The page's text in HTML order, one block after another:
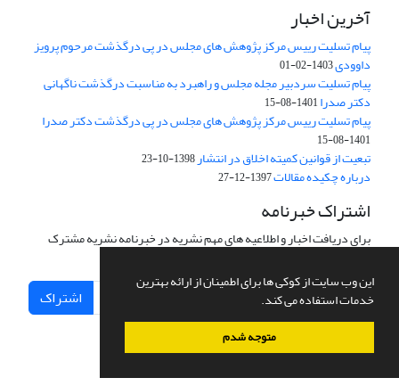
این وب سایت از کوکی ها برای اطمینان از ارائه بهترین
خدمات استفاده می کند.
متوجه شدم
آخرین اخبار
پیام تسلیت رییس مرکز پژوهش های مجلس در پی درگذشت مرحوم پرویز
داوودی1403-02-01
پیام تسلیت سردبیر مجله مجلس و راهبرد به مناسبت درگذشت ناگهانی
دکتر صدرا1401-08-15
پیام تسلیت رییس مرکز پژوهش های مجلس در پی درگذشت دکتر صدرا
1401-08-15
تبعیت از قوانین کمیته اخلاق در انتشار1398-10-23
درباره چکیده مقالات1397-12-27
اشتراک خبرنامه
برای دریافت اخبار و اطلاعیه های مهم نشریه در خبرنامه نشریه مشترک
اشتراک